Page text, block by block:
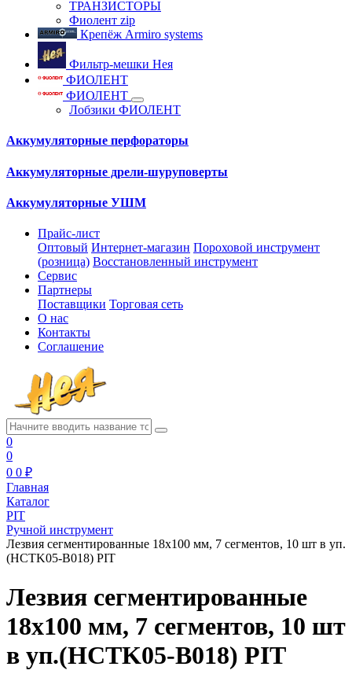
ТРАНЗИСТОРЫ
Фиолент zip
Крепёж Armiro systems
Фильтр-мешки Нея
ФИОЛЕНТ
ФИОЛЕНТ
Лобзики ФИОЛЕНТ
Аккумуляторные перфораторы
Аккумуляторные дрели-шуруповерты
Аккумуляторные УШМ
Прайс-лист
Оптовый Интернет-магазин Пороховой инструмент
(розница) Восстановленный инструмент
Сервис
Партнеры
Поставщики Торговая сеть
О нас
Контакты
Соглашение
0
0
0 0 ₽
Главная
Каталог
PIT
Ручной инструмент
Лезвия сегментированные 18x100 мм, 7 сегментов, 10 шт в уп.
(HCTK05-B018) PIT
Лезвия сегментированные
18x100 мм, 7 сегментов, 10 шт
в уп.(HCTK05-B018) PIT